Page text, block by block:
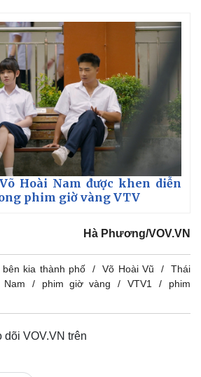
Hoài Nam được khen diễn
phim giờ vàng VTV
Hà Phương/VOV.VN
bên kia thành phố Võ Hoài Vũ
Thái
phim giờ vàng VTV1
phim
dõi VOV.VN trên